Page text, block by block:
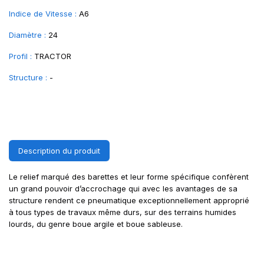
Indice de Vitesse : A6
Diamètre : 24
Profil : TRACTOR
Structure : -
Description du produit
Le relief marqué des barettes et leur forme spécifique confèrent
un grand pouvoir d’accrochage qui avec les avantages de sa
structure rendent ce pneumatique exceptionnellement approprié
à tous types de travaux même durs, sur des terrains humides
lourds, du genre boue argile et boue sableuse.